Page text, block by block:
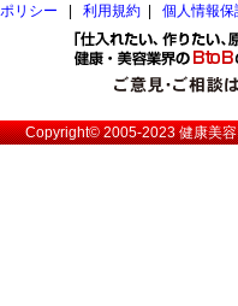
リシー
利用規約 個人情報
Copyright© 2005-2023健康美